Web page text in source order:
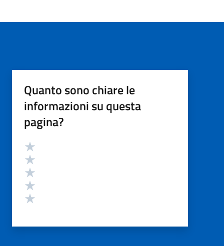
Quanto sono chiare le
informazioni su questa
pagina?
Valutazione